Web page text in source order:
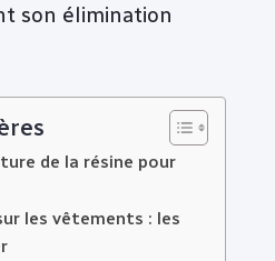
son élimination
de la résine pour
les vêtements : les